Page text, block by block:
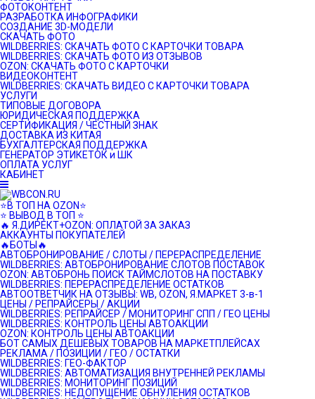
ФОТОКОНТЕНТ
РАЗРАБОТКА ИНФОГРАФИКИ
СОЗДАНИЕ 3D-МОДЕЛИ
СКАЧАТЬ ФОТО
WILDBERRIES: СКАЧАТЬ ФОТО С КАРТОЧКИ ТОВАРА
WILDBERRIES: СКАЧАТЬ ФОТО ИЗ ОТЗЫВОВ
OZON: СКАЧАТЬ ФОТО С КАРТОЧКИ
ВИДЕОКОНТЕНТ
WILDBERRIES: СКАЧАТЬ ВИДЕО С КАРТОЧКИ ТОВАРА
УСЛУГИ
ТИПОВЫЕ ДОГОВОРА
ЮРИДИЧЕСКАЯ ПОДДЕРЖКА
СЕРТИФИКАЦИЯ / ЧЕСТНЫЙ ЗНАК
ДОСТАВКА ИЗ КИТАЯ
БУХГАЛТЕРСКАЯ ПОДДЕРЖКА
ГЕНЕРАТОР ЭТИКЕТОК и ШК
ОПЛАТА УСЛУГ
КАБИНЕТ
⭐️В ТОП НА OZON⭐️
⭐️ ВЫВОД В ТОП ⭐️
🔥 Я.ДИРЕКТ+OZON: ОПЛАТОЙ ЗА ЗАКАЗ
АККАУНТЫ ПОКУПАТЕЛЕЙ
🔥БОТЫ🔥
АВТОБРОНИРОВАНИЕ / СЛОТЫ / ПЕРЕРАСПРЕДЕЛЕНИЕ
WILDBERRIES: АВТОБРОНИРОВАНИЕ СЛОТОВ ПОСТАВОК
OZON: АВТОБРОНЬ ПОИСК ТАЙМСЛОТОВ НА ПОСТАВКУ
WILDBERRIES: ПЕРЕРАСПРЕДЕЛЕНИЕ ОСТАТКОВ
АВТООТВЕТЧИК НА ОТЗЫВЫ: WB, OZON, Я.МАРКЕТ 3-в-1
ЦЕНЫ / РЕПРАЙСЕРЫ / АКЦИИ
WILDBERRIES: РЕПРАЙСЕР / МОНИТОРИНГ СПП / ГЕО ЦЕНЫ
WILDBERRIES: КОНТРОЛЬ ЦЕНЫ АВТОАКЦИИ
OZON: КОНТРОЛЬ ЦЕНЫ АВТОАКЦИИ
БОТ САМЫХ ДЕШЕВЫХ ТОВАРОВ НА МАРКЕТПЛЕЙСАХ
РЕКЛАМА / ПОЗИЦИИ / ГЕО / ОСТАТКИ
WILDBERRIES: ГЕО-ФАКТОР
WILDBERRIES: АВТОМАТИЗАЦИЯ ВНУТРЕННЕЙ РЕКЛАМЫ
WILDBERRIES: МОНИТОРИНГ ПОЗИЦИЙ
WILDBERRIES: НЕДОПУЩЕНИЕ ОБНУЛЕНИЯ ОСТАТКОВ